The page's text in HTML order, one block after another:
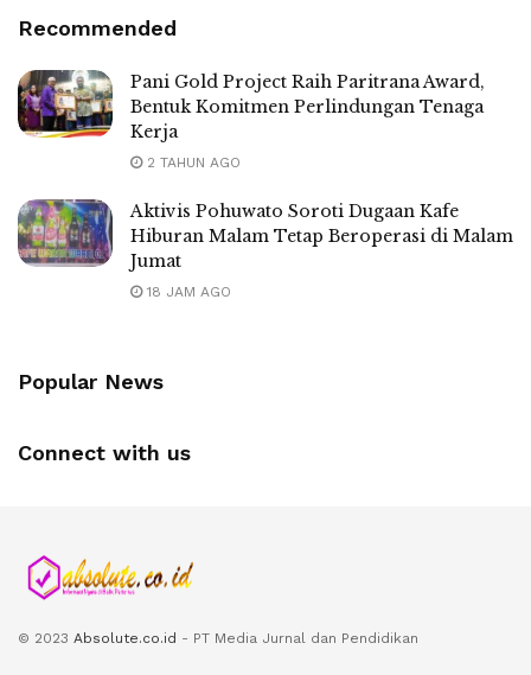
Recommended
Pani Gold Project Raih Paritrana Award,
Bentuk Komitmen Perlindungan Tenaga
Kerja
2 TAHUN AGO
Aktivis Pohuwato Soroti Dugaan Kafe
Hiburan Malam Tetap Beroperasi di Malam
Jumat
18 JAM AGO
Popular News
Connect with us
© 2023 Absolute.co.id - PT Media Jurnal dan Pendidikan